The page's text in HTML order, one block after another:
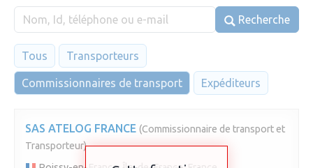
Recherche
Tous Transporteurs
Commissionnaires de transport Expéditeurs
SAS ATELOG FRANCE (Commissionnaire de transport et
Transporteur)